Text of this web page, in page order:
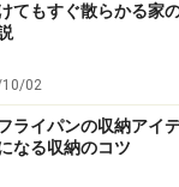
てもすぐ散らかる家
02
ライパンの収納アイ
なる収納のコツ